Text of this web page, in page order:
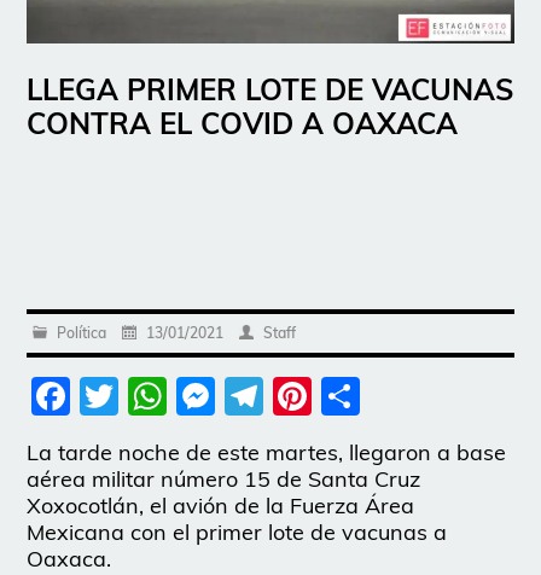
LLEGA PRIMER LOTE DE VACUNAS
CONTRA EL COVID A OAXACA
Política 13/01/2021 Staff
Facebook
Twitter
WhatsApp
Messenger
Telegram
Pinterest
La tarde noche de este martes, llegaron a base
aérea militar número 15 de Santa Cruz
Xoxocotlán, el avión de la Fuerza Área
Mexicana con el primer lote de vacunas a
Oaxaca.